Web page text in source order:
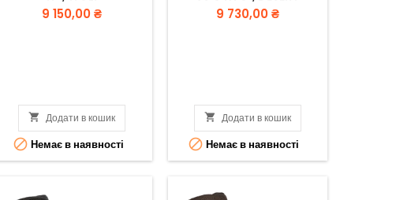
Вартість
9 150,00 ₴
 Додати в кошик
 Немає в наявності
Вартість
9 730,00 ₴
 Додати в кошик
 Немає в наявності